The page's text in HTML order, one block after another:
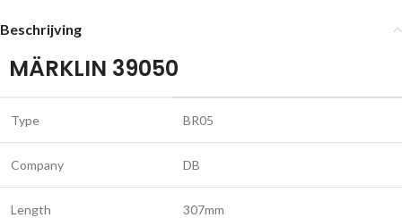
Beschrijving
MÄRKLIN 39050
Type BR05
Company DB
Length 307mm